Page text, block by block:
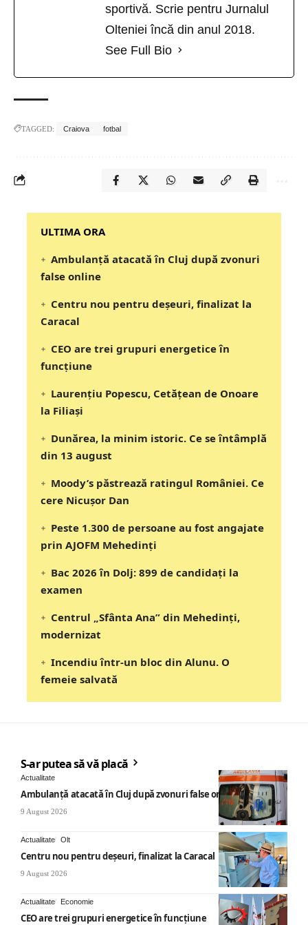
sportivă. Scrie pentru Jurnalul
Olteniei încă din anul 2018.
See Full Bio
TAGGED: Craiova fotbal
‎‎‎‎‎‎‎ULTIMA ORA
Ambulanță atacată în Cluj după zvonuri
false online
Centru nou pentru deșeuri, finalizat la
Caracal
CEO are trei grupuri energetice în
funcțiune
Laurențiu Popescu, Cetățean de Onoare
la Filiași
Dunărea, la minim istoric. Ce se întâmplă
din 13 august
Moody’s păstrează ratingul României. Ce
cere Nicușor Dan
Peste 1.300 de persoane au fost angajate
prin AJOFM Mehedinți
Bac 2026 în Dolj: 899 de candidați la
examen
Centrul „Sfânta Ana” din Mehedinți,
modernizat
Incendiu într-un bloc din Alunu. O
femeie salvată
S-ar putea să vă placă
Actualitate
Ambulanță atacată în Cluj după zvonuri false online
9 August 2026
Actualitate Olt
Centru nou pentru deșeuri, finalizat la Caracal
9 August 2026
Actualitate Economie
CEO are trei grupuri energetice în funcțiune